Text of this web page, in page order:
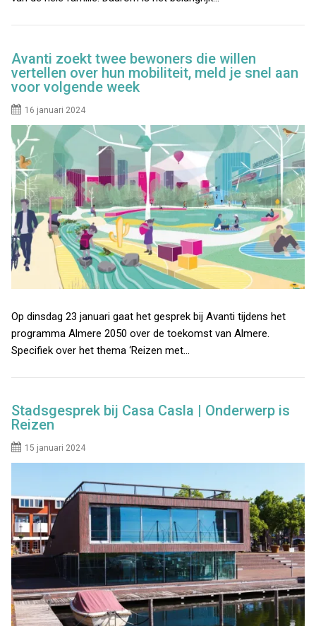
Avanti zoekt twee bewoners die willen
vertellen over hun mobiliteit, meld je snel aan
voor volgende week
16 januari 2024
Op dinsdag 23 januari gaat het gesprek bij Avanti tijdens het
programma Almere 2050 over de toekomst van Almere.
Specifiek over het thema ‘Reizen met…
Stadsgesprek bij Casa Casla | Onderwerp is
Reizen
15 januari 2024